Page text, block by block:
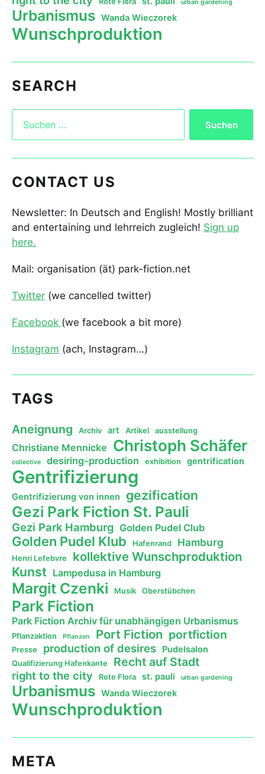
urban gardening
Urbanismus Wanda Wieczorek
Wunschproduktion
SEARCH
CONTACT US
Newsletter: In Deutsch and English! Mostly brilliant
and entertaining und lehrreich zugleich! Sign up
here.
Mail: organisation (ät) park-fiction.net
Twitter (we cancelled twitter)
Facebook (we facebook a bit more)
Instagram (ach, Instagram…)
TAGS
Aneignung Archiv art Artikel ausstellung
Christiane Mennicke Christoph Schäfer
collective desiring-production exhibition gentrification
Gentrifizierung
Gentrifizierung von innen gezification
Gezi Park Fiction St. Pauli
Gezi Park Hamburg Golden Pudel Club
Golden Pudel Klub Hafenrand Hamburg
Henri Lefebvre kollektive Wunschproduktion
Kunst Lampedusa in Hamburg
Margit Czenki Musik Oberstübchen
Park Fiction
Park Fiction Archiv für unabhängigen Urbanismus
Pflanzaktion Pflanzen Port Fiction portfiction
Presse production of desires Pudelsalon
Qualifizierung Hafenkante Recht auf Stadt
right to the city Rote Flora st. pauli urban gardening
Urbanismus Wanda Wieczorek
Wunschproduktion
META